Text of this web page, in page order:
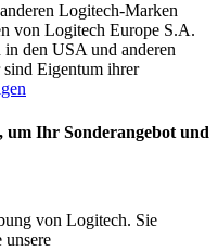
Logitech-Marken
von Logitech Europe S.A.
in den USA und anderen
Eigentum ihrer
um Ihr Sonderangebot und
von Logitech. Sie
unsere